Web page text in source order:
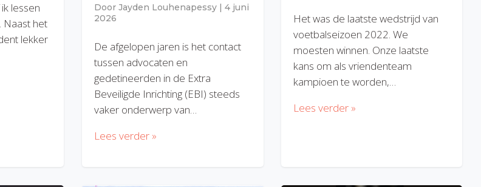
lessen
Naast het
lekker
Door Jayden Louhenapessy | 4 juni
2026
De afgelopen jaren is het contact
tussen advocaten en
gedetineerden in de Extra
Beveiligde Inrichting (EBI) steeds
vaker onderwerp van…
Lees verder »
Het was de laatste wedstrijd van
voetbalseizoen 2022. We
moesten winnen. Onze laatste
kans om als vriendenteam
kampioen te worden,…
Lees verder »